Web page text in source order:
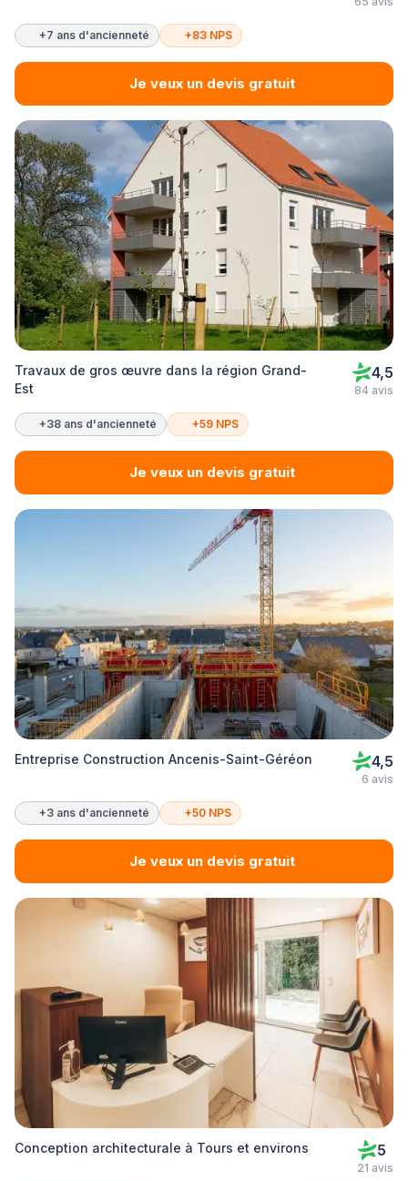
+7 ans d'ancienneté +83 NPS
Je veux un devis gratuit
Travaux de gros œuvre dans la région Grand-
Est
4,5
84 avis
+38 ans d'ancienneté +59 NPS
Je veux un devis gratuit
Entreprise Construction Ancenis-Saint-Géréon 4,5
6 avis
+3 ans d'ancienneté +50 NPS
Je veux un devis gratuit
Conception architecturale à Tours et environs 5
21 avis